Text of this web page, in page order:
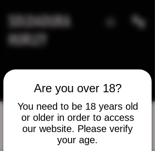
Are you over 18?
You need to be 18 years old
or older in order to access
our website. Please verify
your age.
SOLDADURA
HURLEY
Mensaje